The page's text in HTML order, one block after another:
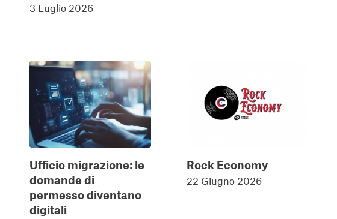
3 Luglio 2026
Ufficio migrazione: le
domande di
permesso diventano
digitali
Rock Economy
22 Giugno 2026